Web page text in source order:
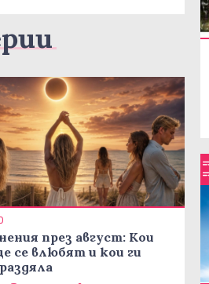
през август: Кои
се влюбят и кои ги